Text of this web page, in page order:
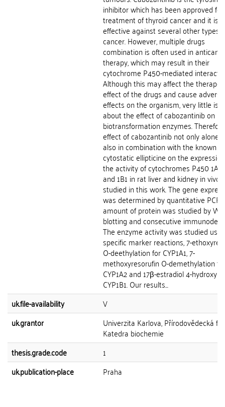
inhibitor which has been approved
treatment of thyroid cancer and it is
effective against several other types
cancer. However, multiple drugs
combination is often used in
therapy, which may result in their
cytochrome P450-mediated
Although this may affect the
effect of the drugs and cause adverse
effects on the organism, very little is
about the effect of cabozantinib on
biotransformation enzymes.
effect of cabozantinib not only alone
also in combination with the known
cytostatic ellipticine on the
the activity of cytochromes P450 1A1,
and 1B1 in rat liver and kidney in vivo
studied in this work. The gene
was determined by quantitative
amount of protein was studied by
blotting and consecutive
The enzyme activity was studied
specific marker reactions, 7-
O-deethylation for CYP1A1, 7-
methoxyresorufin O-demethylation for
CYP1A2 and 17β-estradiol 4-
CYP1B1. Our results...
uk.file-availability
V
uk.grantor
Univerzita Karlova, Přírodovědecká
Katedra biochemie
thesis.grade.code
1
uk.publication-place
Praha